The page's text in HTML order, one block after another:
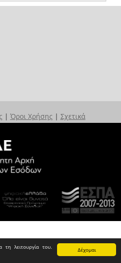
Δέχομαι
τη λειτουργία του.
| Όροι Χρήσης | Σχετικά